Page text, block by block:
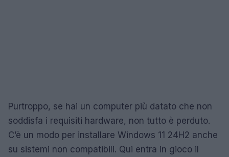
Purtroppo, se hai un computer più datato che non
soddisfa i requisiti hardware, non tutto è perduto.
C’è un modo per installare Windows 11 24H2 anche
su sistemi non compatibili. Qui entra in gioco il